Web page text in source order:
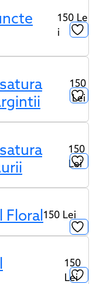
150 Le
I
150
Lei
150
Lei
Floral 150 Lei
150
Lei